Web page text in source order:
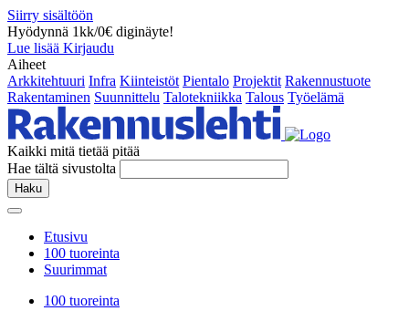
Siirry sisältöön
Hyödynnä 1kk/0€ diginäyte!
Lue lisää Kirjaudu
Aiheet
Arkkitehtuuri Infra Kiinteistöt Pientalo Projektit Rakennustuote
Rakentaminen Suunnittelu Talotekniikka Talous Työelämä
Kaikki mitä tietää pitää
Hae tältä sivustolta
Haku
Etusivu
100 tuoreinta
Suurimmat
100 tuoreinta